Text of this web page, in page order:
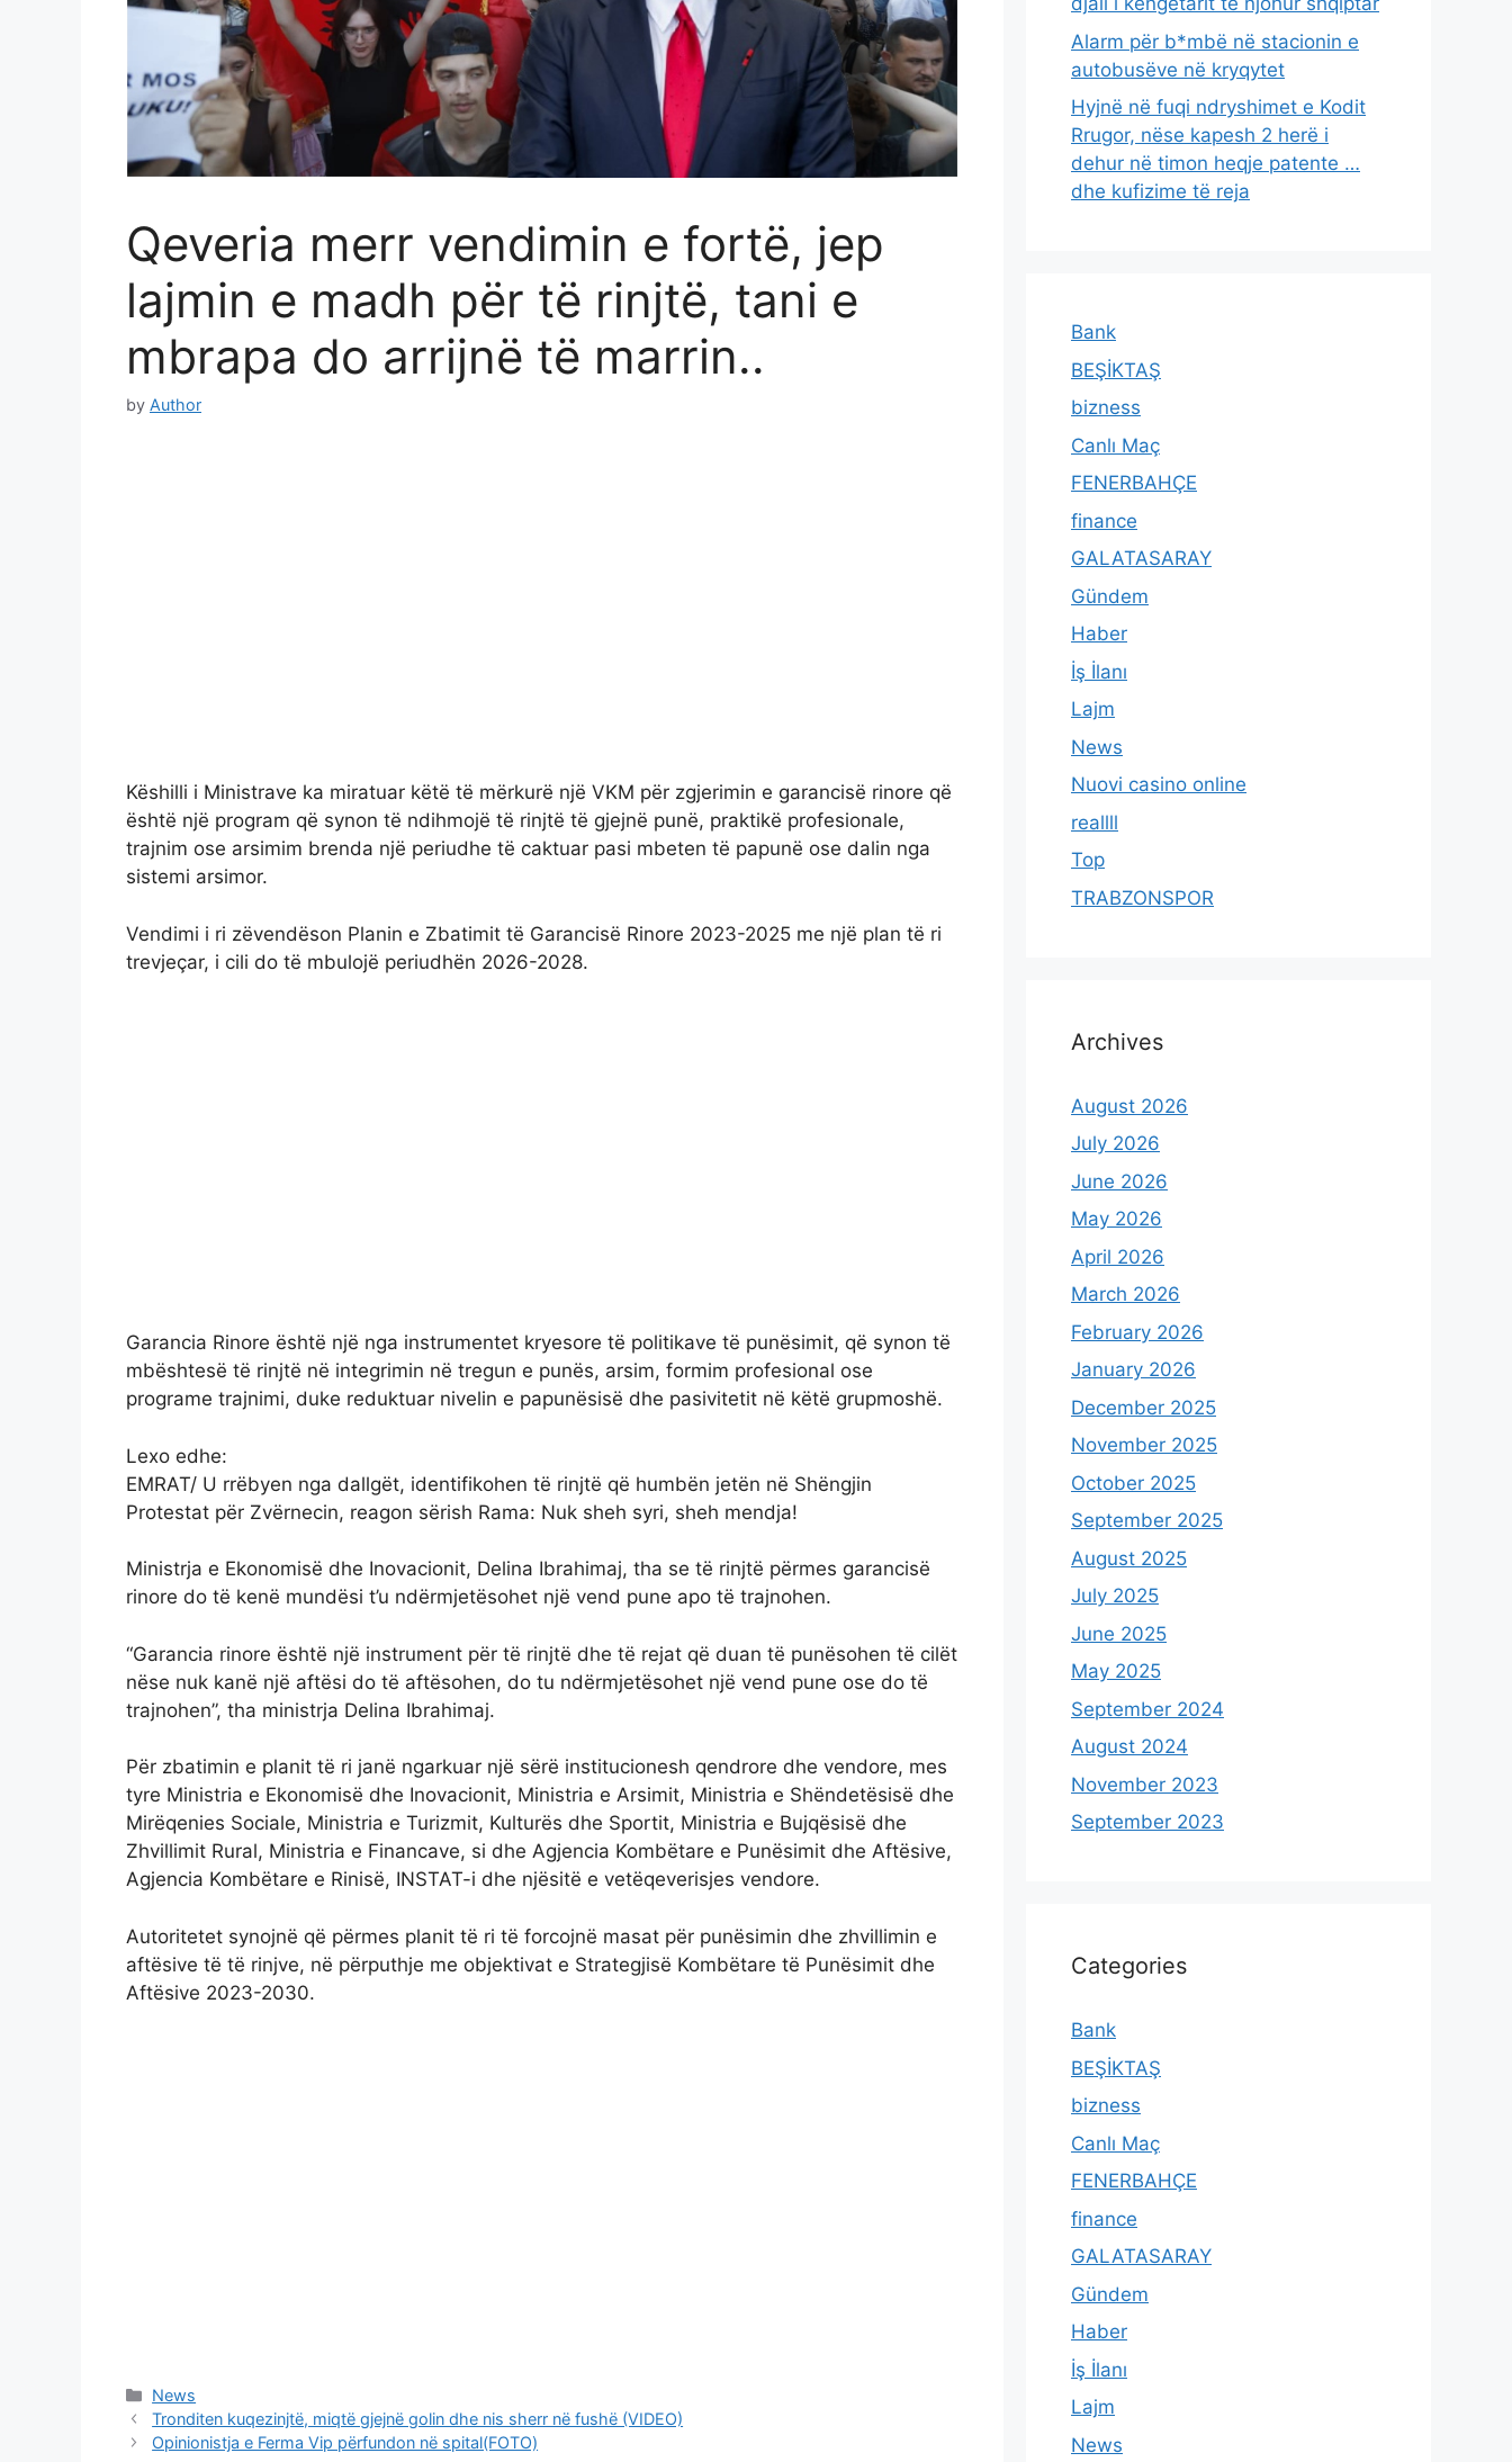
Qeveria merr vendimin e fortë, jep
lajmin e madh për të rinjtë, tani e
mbrapa do arrijnë të marrin..
by Author
Këshilli i Ministrave ka miratuar këtë të mërkurë një VKM për zgjerimin e garancisë rinore që
është një program që synon të ndihmojë të rinjtë të gjejnë punë, praktikë profesionale,
trajnim ose arsimim brenda një periudhe të caktuar pasi mbeten të papunë ose dalin nga
sistemi arsimor.
Vendimi i ri zëvendëson Planin e Zbatimit të Garancisë Rinore 2023-2025 me një plan të ri
trevjeçar, i cili do të mbulojë periudhën 2026-2028.
Garancia Rinore është një nga instrumentet kryesore të politikave të punësimit, që synon të
mbështesë të rinjtë në integrimin në tregun e punës, arsim, formim profesional ose
programe trajnimi, duke reduktuar nivelin e papunësisë dhe pasivitetit në këtë grupmoshë.
Lexo edhe:
EMRAT/ U rrëbyen nga dallgët, identifikohen të rinjtë që humbën jetën në Shëngjin
Protestat për Zvërnecin, reagon sërish Rama: Nuk sheh syri, sheh mendja!
Ministrja e Ekonomisë dhe Inovacionit, Delina Ibrahimaj, tha se të rinjtë përmes garancisë
rinore do të kenë mundësi t’u ndërmjetësohet një vend pune apo të trajnohen.
“Garancia rinore është një instrument për të rinjtë dhe të rejat që duan të punësohen të cilët
nëse nuk kanë një aftësi do të aftësohen, do tu ndërmjetësohet një vend pune ose do të
trajnohen”, tha ministrja Delina Ibrahimaj.
Për zbatimin e planit të ri janë ngarkuar një sërë institucionesh qendrore dhe vendore, mes
tyre Ministria e Ekonomisë dhe Inovacionit, Ministria e Arsimit, Ministria e Shëndetësisë dhe
Mirëqenies Sociale, Ministria e Turizmit, Kulturës dhe Sportit, Ministria e Bujqësisë dhe
Zhvillimit Rural, Ministria e Financave, si dhe Agjencia Kombëtare e Punësimit dhe Aftësive,
Agjencia Kombëtare e Rinisë, INSTAT-i dhe njësitë e vetëqeverisjes vendore.
Autoritetet synojnë që përmes planit të ri të forcojnë masat për punësimin dhe zhvillimin e
aftësive të të rinjve, në përputhje me objektivat e Strategjisë Kombëtare të Punësimit dhe
Aftësive 2023-2030.
Categories
News
Tronditen kuqezinjtë, miqtë gjejnë golin dhe nis sherr në fushë (VIDEO)
Opinionistja e Ferma Vip përfundon në spital(FOTO)
Alarm për b*mbë në stacionin e
autobusëve në kryqytet
Hyjnë në fuqi ndryshimet e Kodit
Rrugor, nëse kapesh 2 herë i
dehur në timon heqje patente …
dhe kufizime të reja
Bank
BEŞİKTAŞ
bizness
Canlı Maç
FENERBAHÇE
finance
GALATASARAY
Gündem
Haber
İş İlanı
Lajm
News
Nuovi casino online
reallll
Top
TRABZONSPOR
Archives
August 2026
July 2026
June 2026
May 2026
April 2026
March 2026
February 2026
January 2026
December 2025
November 2025
October 2025
September 2025
August 2025
July 2025
June 2025
May 2025
September 2024
August 2024
November 2023
September 2023
Categories
Bank
BEŞİKTAŞ
bizness
Canlı Maç
FENERBAHÇE
finance
GALATASARAY
Gündem
Haber
İş İlanı
Lajm
News